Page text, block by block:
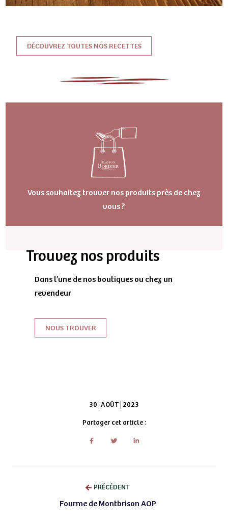
DÉCOUVREZ TOUTES NOS RECETTES
Vous souhaitez trouver nos produits près de chez
vous ?
Trouvez nos produits
Dans l’une de nos boutiques ou chez un
revendeur
NOUS TROUVER
30 AOÛT 2023
Partager cet article :
PRÉCÉDENT
Fourme de Montbrison AOP